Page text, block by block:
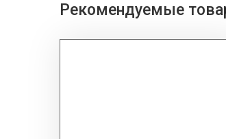
Рекомендуемые